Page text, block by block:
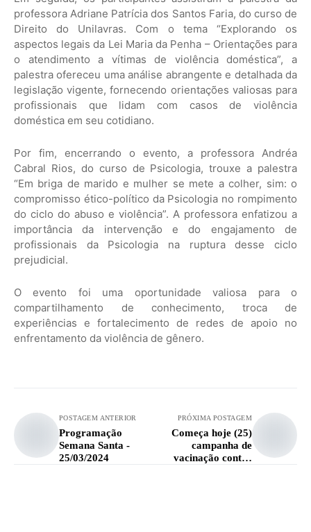
professora Adriane Patrícia dos Santos Faria, do curso de
Direito do Unilavras. Com o tema “Explorando os
aspectos legais da Lei Maria da Penha – Orientações para
o atendimento a vítimas de violência doméstica”, a
palestra ofereceu uma análise abrangente e detalhada da
legislação vigente, fornecendo orientações valiosas para
profissionais que lidam com casos de violência
doméstica em seu cotidiano.
Por fim, encerrando o evento, a professora Andréa
Cabral Rios, do curso de Psicologia, trouxe a palestra
“Em briga de marido e mulher se mete a colher, sim: o
compromisso ético-político da Psicologia no rompimento
do ciclo do abuso e violência”. A professora enfatizou a
importância da intervenção e do engajamento de
profissionais da Psicologia na ruptura desse ciclo
prejudicial.
O evento foi uma oportunidade valiosa para o
compartilhamento de conhecimento, troca de
experiências e fortalecimento de redes de apoio no
enfrentamento da violência de gênero.
POSTAGEM ANTERIOR
Programação
Semana Santa -
25/03/2024
PRÓXIMA POSTAGEM
Começa hoje (25)
campanha de
vacinação contra